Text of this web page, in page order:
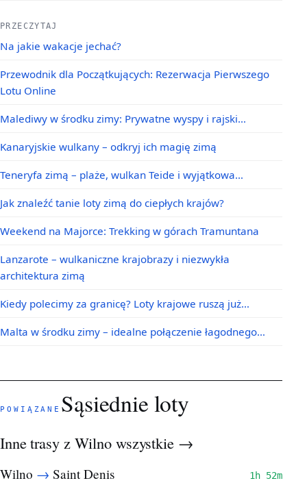
PRZECZYTAJ
Na jakie wakacje jechać?
Przewodnik dla Początkujących: Rezerwacja Pierwszego
Lotu Online
Malediwy w środku zimy: Prywatne wyspy i rajski…
Kanaryjskie wulkany – odkryj ich magię zimą
Teneryfa zimą – plaże, wulkan Teide i wyjątkowa…
Jak znaleźć tanie loty zimą do ciepłych krajów?
Weekend na Majorce: Trekking w górach Tramuntana
Lanzarote – wulkaniczne krajobrazy i niezwykła
architektura zimą
Kiedy polecimy za granicę? Loty krajowe ruszą już…
Malta w środku zimy – idealne połączenie łagodnego…
POWIĄZANE Sąsiednie loty
Inne trasy z Wilno wszystkie →
Wilno → Saint Denis 1h 52m